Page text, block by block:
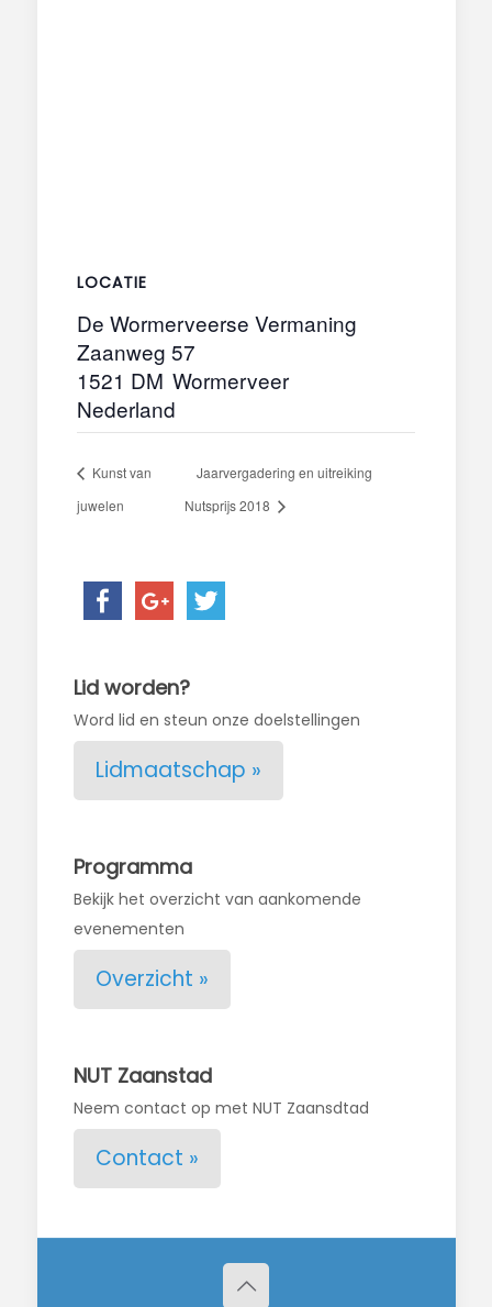
LOCATIE
De Wormerveerse Vermaning
Zaanweg 57
Wormerveer
1521 DM
Nederland
Kunst van
juwelen
Jaarvergadering en uitreiking
Nutsprijs 2018
Lid worden?
Word lid en steun onze doelstellingen
Lidmaatschap »
Programma
Bekijk het overzicht van aankomende
evenementen
Overzicht »
NUT Zaanstad
Neem contact op met NUT Zaansdtad
Contact »